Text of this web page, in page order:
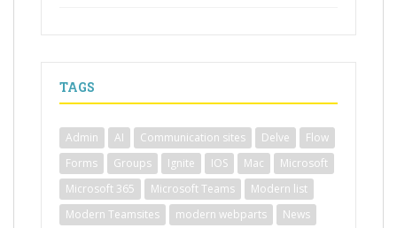
TAGS
Admin AI Communication sites Delve
Flow
Forms
Groups Ignite IOS Mac
Microsoft
Microsoft 365
Microsoft Teams
Modern list
Modern Teamsites
modern webparts News